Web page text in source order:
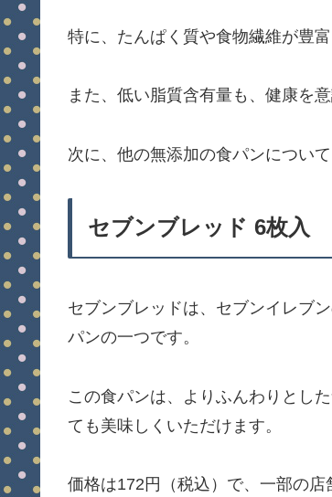
特に、たんぱく質や食物繊維が豊
また、低い脂質含有量も、健康を
次に、他の無添加の食パンについ
セブンブレッド 6枚入
セブンブレッドは、セブンイレブ
パンの一つです。
この食パンは、よりふんわりとし
ても美味しくいただけます。
価格は172円（税込）で、一部の店